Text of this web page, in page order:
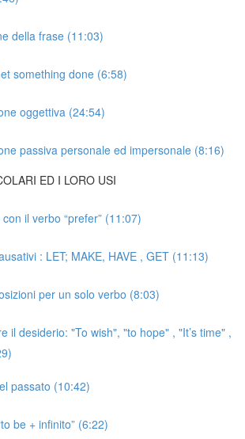
della frase (11:03)
something done (6:58)
oggettiva (24:54)
passiva personale ed impersonale (8:16)
ED I LORO USI
il verbo “prefer” (11:07)
: LET; MAKE, HAVE , GET (11:13)
per un solo verbo (8:03)
il desiderio: "To wish", "to hope" , "It’s time" ,
passato (10:42)
be + infinito” (6:22)